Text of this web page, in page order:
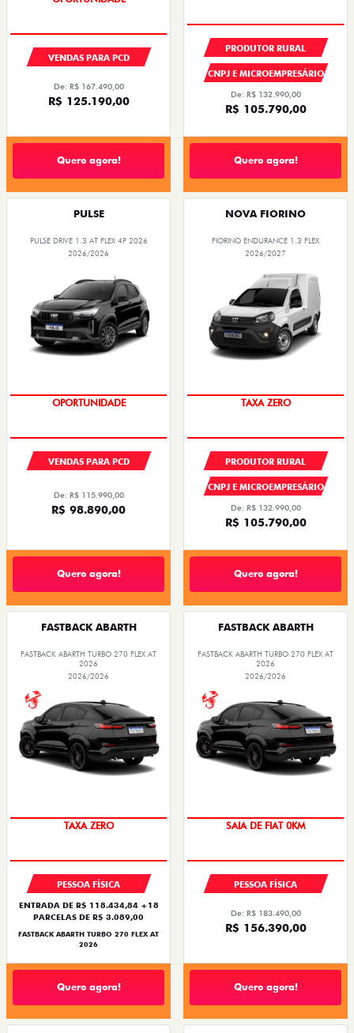
VENDAS PARA PCD
De: R$ 167.490,00
R$ 125.190,00
Quero agora!
PRODUTOR RURAL
CNPJ E MICROEMPRESÁRIO
De: R$ 132.990,00
R$ 105.790,00
Quero agora!
PULSE
PULSE DRIVE 1.3 AT FLEX 4P 2026
2026/2026
OPORTUNIDADE
VENDAS PARA PCD
De: R$ 115.990,00
R$ 98.890,00
Quero agora!
NOVA FIORINO
FIORINO ENDURANCE 1.3 FLEX
2026/2027
TAXA ZERO
PRODUTOR RURAL
CNPJ E MICROEMPRESÁRIO
De: R$ 132.990,00
R$ 105.790,00
Quero agora!
FASTBACK ABARTH
FASTBACK ABARTH TURBO 270 FLEX AT
2026
2026/2026
TAXA ZERO
PESSOA FÍSICA
ENTRADA DE R$ 118.434,84 +18
PARCELAS DE R$ 3.089,00
FASTBACK ABARTH TURBO 270 FLEX AT
2026
Quero agora!
FASTBACK ABARTH
FASTBACK ABARTH TURBO 270 FLEX AT
2026
2026/2026
SAIA DE FIAT 0KM
PESSOA FÍSICA
De: R$ 183.490,00
R$ 156.390,00
Quero agora!